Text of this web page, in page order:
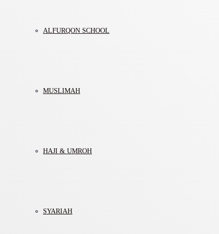
ALFURQON SCHOOL
MUSLIMAH
HAJI & UMROH
SYARIAH